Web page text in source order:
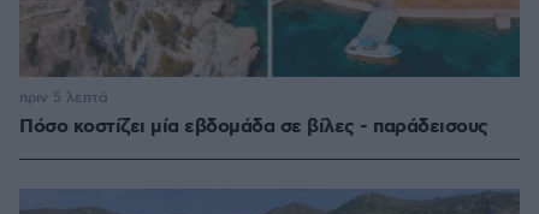
Πόσο κοστίζει μία εβδομάδα σε βίλες - παράδεισους
πριν 5 λεπτά